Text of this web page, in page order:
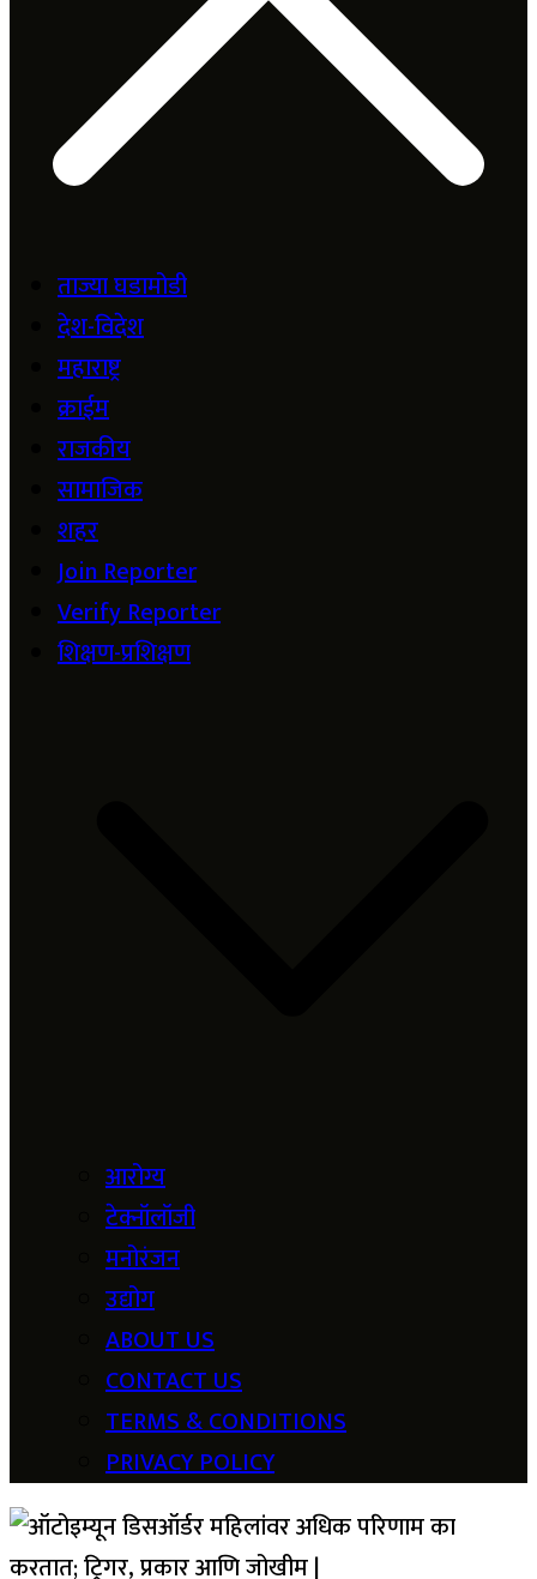
ताज्या घडामोडी
देश-विदेश
महाराष्ट्र
क्राईम
राजकीय
सामाजिक
शहर
Join Reporter
Verify Reporter
शिक्षण-प्रशिक्षण
आरोग्य
टेक्नॉलॉजी
मनोरंजन
उद्योग
ABOUT US
CONTACT US
TERMS & CONDITIONS
PRIVACY POLICY